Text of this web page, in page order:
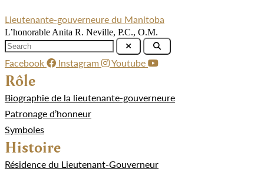
Lieutenante-gouverneure du Manitoba
L’honorable Anita R. Neville, P.C., O.M.
Facebook Instagram Youtube
Rôle
Biographie de la lieutenante-gouverneure
Patronage d’honneur
Symboles
Histoire
Résidence du Lieutenant-Gouverneur